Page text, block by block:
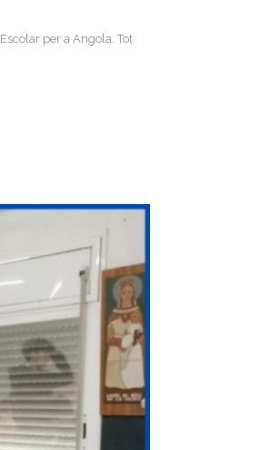
per a Angola. Tot